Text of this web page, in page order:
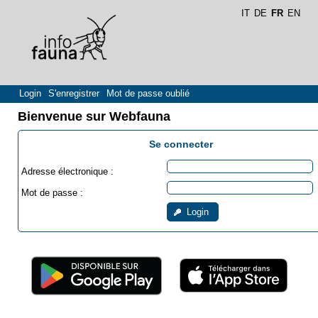
EN
FR
DE
IT
Login S'enregistrer Mot de passe oublié
Bienvenue sur Webfauna
Se connecter
Adresse électronique :
Mot de passe :
Login